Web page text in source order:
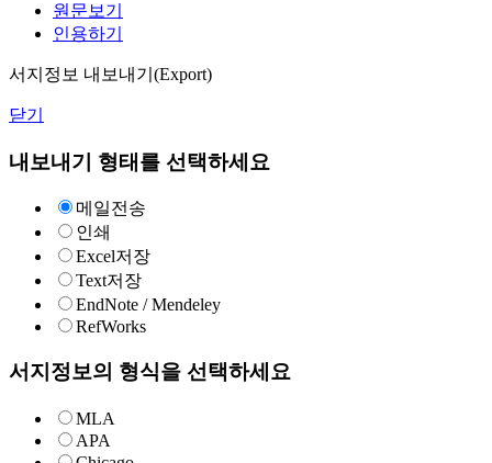
원문보기
인용하기
서지정보 내보내기(Export)
닫기
내보내기 형태를 선택하세요
메일전송
인쇄
Excel저장
Text저장
EndNote / Mendeley
RefWorks
서지정보의 형식을 선택하세요
MLA
APA